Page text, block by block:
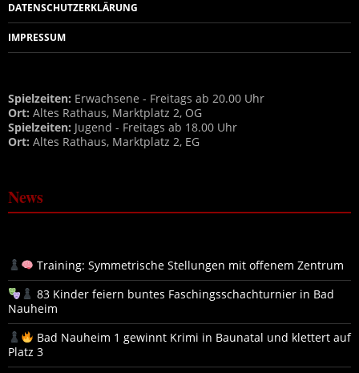
DATENSCHUTZERKLÄRUNG
IMPRESSUM
Spielzeiten: Erwachsene - Freitags ab 20.00 Uhr
Ort: Altes Rathaus, Marktplatz 2, OG
Spielzeiten: Jugend - Freitags ab 18.00 Uhr
Ort: Altes Rathaus, Marktplatz 2, EG
News
Training: Symmetrische Stellungen mit offenem Zentrum
83 Kinder feiern buntes Faschingsschachturnier in Bad
Nauheim
Bad Nauheim 1 gewinnt Krimi in Baunatal und klettert auf
Platz 3